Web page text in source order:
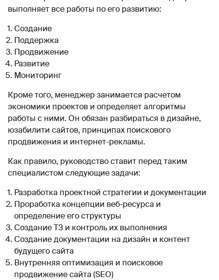
выполняет все работы по его развитию:
Создание
Поддержка
Продвижение
Развитие
Мониторинг
Кроме того, менеджер занимается расчетом
экономики проектов и определяет алгоритмы
работы с ними. Он обязан разбираться в дизайне,
юзабилити сайтов, принципах поискового
продвижения и интернет-рекламы.
Как правило, руководство ставит перед таким
специалистом следующие задачи:
Разработка проектной стратегии и документации
Проработка концепции веб-ресурса и
определение его структуры
Создание ТЗ и контроль их выполнения
Создание документации на дизайн и контент
будущего сайта
Внутренняя оптимизация и поисковое
продвижение сайта (SEO)